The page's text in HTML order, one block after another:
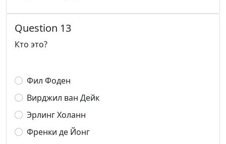
Question 13
Кто это?
Фил Фоден
Вирджил ван Дейк
Эрлинг Холанн
Френки де Йонг